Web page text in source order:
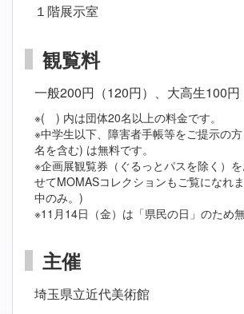
１階展示室
観覧料
一般200円（120円）、大高生100円
※( ) 内は団体20名以上の料金です。
※中学生以下、障害者手帳等をご提示の
名を含む) は無料です。
※企画展観覧券（ぐるっとパスを除く）
せてMOMASコレクションもご覧になれ
中のみ。)
※11月14日（金）は「県民の日」のため無
主催
埼玉県立近代美術館